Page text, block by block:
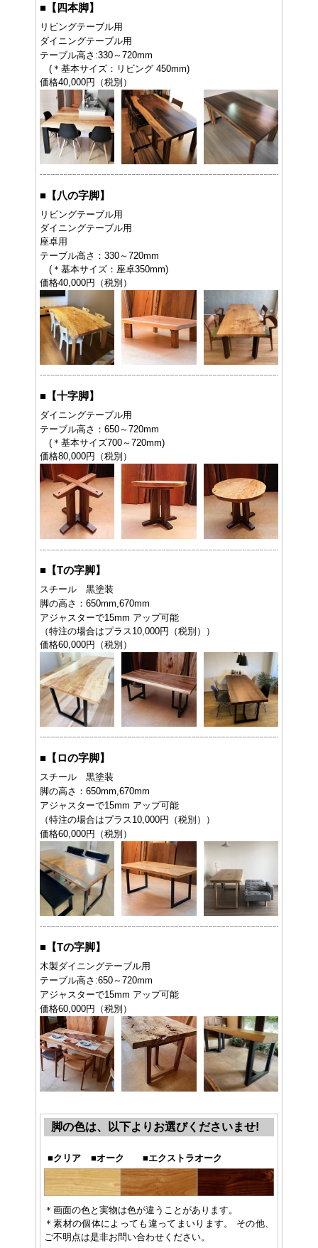
■ 【四本脚】
リビングテーブル用
ダイニングテーブル用
テーブル高さ:330～720mm
(＊基本サイズ：リビング 450mm)
価格40,000円（税別）
■ 【八の字脚】
リビングテーブル用
ダイニングテーブル用
座卓用
テーブル高さ：330～720mm
(＊基本サイズ：座卓350mm)
価格40,000円（税別）
■ 【十字脚】
ダイニングテーブル用
テーブル高さ：650～720mm
(＊基本サイズ700～720mm)
価格80,000円（税別）
■ 【Tの字脚】
スチール 黒塗装
脚の高さ：650mm,670mm
アジャスターで15mm アップ可能
（特注の場合はプラス10,000円（税別））
価格60,000円（税別）
■ 【ロの字脚】
スチール 黒塗装
脚の高さ：650mm,670mm
アジャスターで15mm アップ可能
（特注の場合はプラス10,000円（税別））
価格60,000円（税別）
■ 【Tの字脚】
木製ダイニングテーブル用
テーブル高さ:650～720mm
アジャスターで15mm アップ可能
価格60,000円（税別）
脚の色は、以下よりお選びくださいませ!
■クリア ■オーク ■エクストラオーク
＊画面の色と実物は色が違うことがあります。
＊素材の個体によっても違ってまいります。 その他、
ご不明点は是非お問い合わせください。